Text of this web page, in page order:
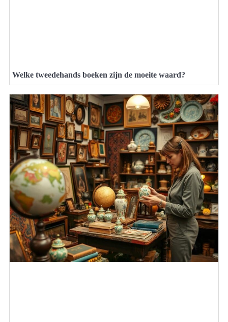
Welke tweedehands boeken zijn de moeite waard?